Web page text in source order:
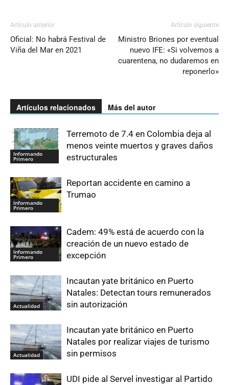
Artículo anterior
Oficial: No habrá Festival de
Viña del Mar en 2021
Artículo siguiente
Ministro Briones por eventual
nuevo IFE: «Si volvemos a
cuarentena, no dudaremos en
reponerlo»
Artículos relacionados Más del autor
Informando
Primero
Terremoto de 7.4 en Colombia deja al
menos veinte muertos y graves daños
estructurales
Informando
Primero
Reportan accidente en camino a
Trumao
Informando
Primero
Cadem: 49% está de acuerdo con la
creación de un nuevo estado de
excepción
Actualidad
Incautan yate británico en Puerto
Natales: Detectan tours remunerados
sin autorización
Actualidad
Incautan yate británico en Puerto
Natales por realizar viajes de turismo
sin permisos
UDI pide al Servel investigar al Partido